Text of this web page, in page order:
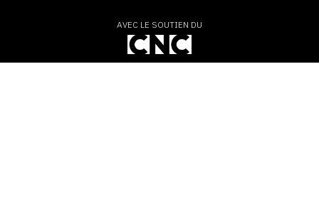
AVEC LE SOUTIEN DU